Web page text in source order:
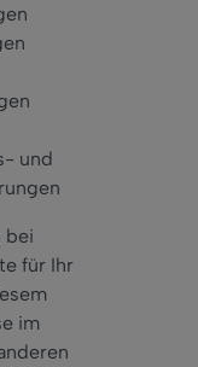
und
bei
für Ihr
im